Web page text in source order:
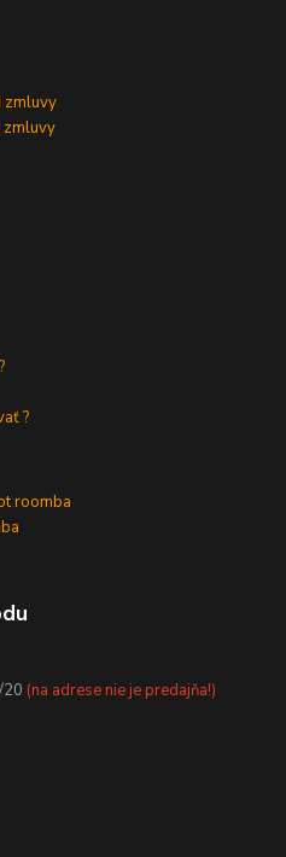
zmluvy
zmluvy
?
roomba
20 (na adrese nie je predajňa!)